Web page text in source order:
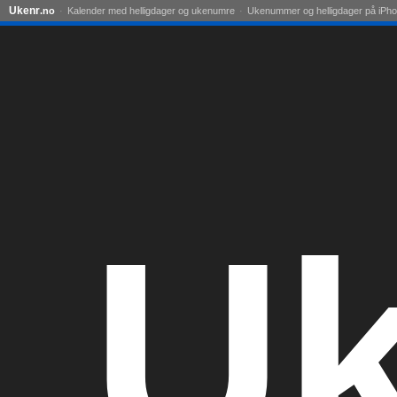
Ukenr.no Kalender med helligdager og ukenumre Ukenummer og helligdager på